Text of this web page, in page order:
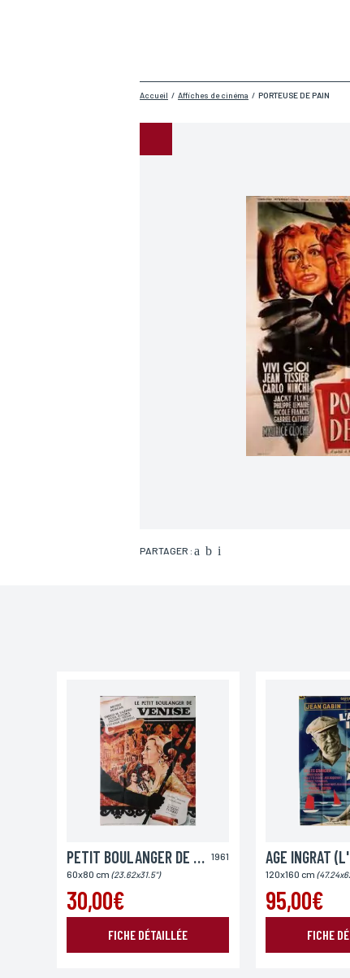
Accueil / Affiches de cinéma / PORTEUSE DE PAIN
PARTAGER :
Adresse
Ville
Lieu de livraison*
Europe
1961
PETIT BOULANGER DE VENISE (LE)
60x80 cm (23.62x31.5")
30,00€
FICHE DÉTAILLÉE
AGE INGRAT
120x160 cm
95,00€
FICHE